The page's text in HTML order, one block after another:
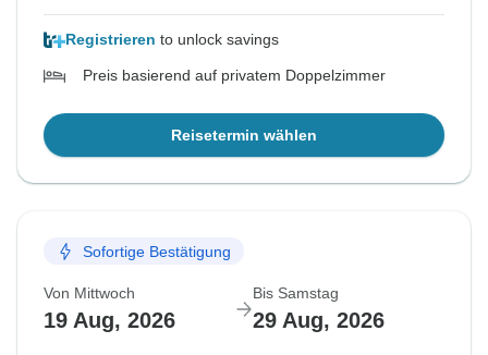
Registrieren to unlock savings
Preis basierend auf privatem Doppelzimmer
Reisetermin wählen
Sofortige Bestätigung
Von Mittwoch
19 Aug, 2026
Bis Samstag
29 Aug, 2026